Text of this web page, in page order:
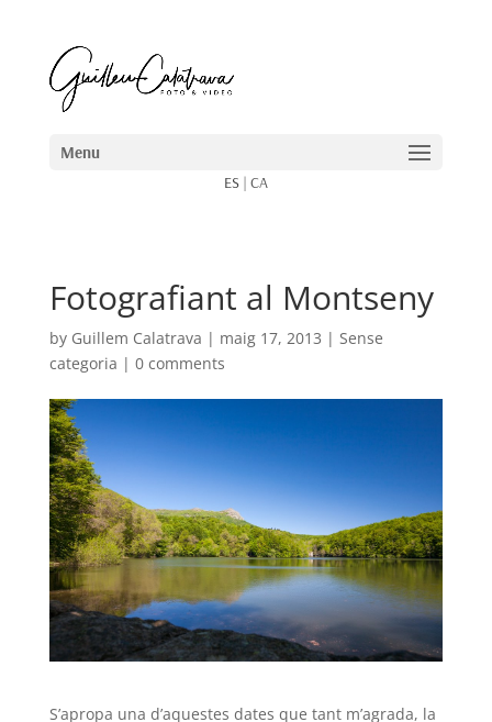
ES| CA
Fotografiant al Montseny
by Guillem Calatrava | maig 17, 2013 | Sense
categoria | 0 comments
S’apropa una d’aquestes dates que tant m’agrada, la